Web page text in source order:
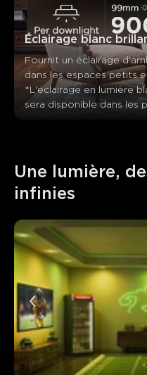
Éclairage blanc
Fournit un éclairage
dans les espaces petits
*L'éclairage en lumière
sera disponible dans les
Une lumière,
infinies